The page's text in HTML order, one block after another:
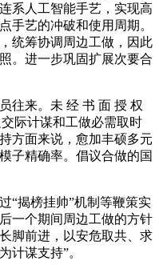
系人工智能手艺，实现高
手艺的冲破和使用周期。
统筹协调周边工做，因此
。进一步巩固扩展次要合
来。未 经 书 面 授 权
际计谋和工做必需取时
方面来说，愈加丰硕多元
子精确率。倡议合做的国
揭榜挂帅”机制等鞭策实
一个期间周边工做的方针
脚前进，以安危取共、求
计谋支持”。